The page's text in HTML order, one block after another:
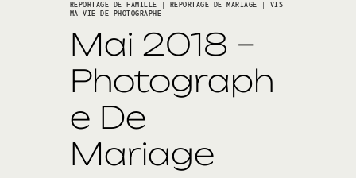
r
i
t
–
e
b
a
p
REPORTAGE DE FAMILLE REPORTAGE DE MARIAGE
VIS
MA VIE DE PHOTOGRAPHE
Mai 2018 –
Photograph
e De
Mariage